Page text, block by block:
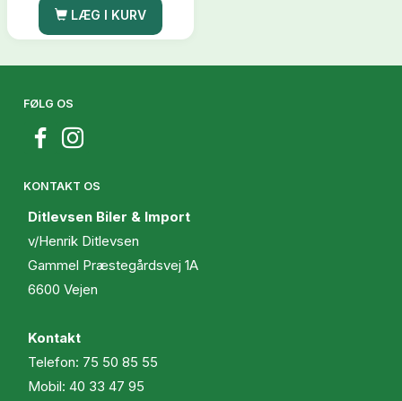
LÆG I KURV
FØLG OS
KONTAKT OS
Ditlevsen Biler & Import
v/Henrik Ditlevsen
Gammel Præstegårdsvej 1A
6600 Vejen
Kontakt
Telefon: 75 50 85 55
Mobil: 40 33 47 95